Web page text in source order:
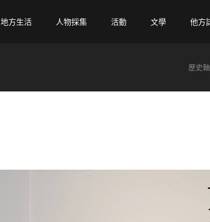
地方生活 人物採集 活動 文學 他方
歷史